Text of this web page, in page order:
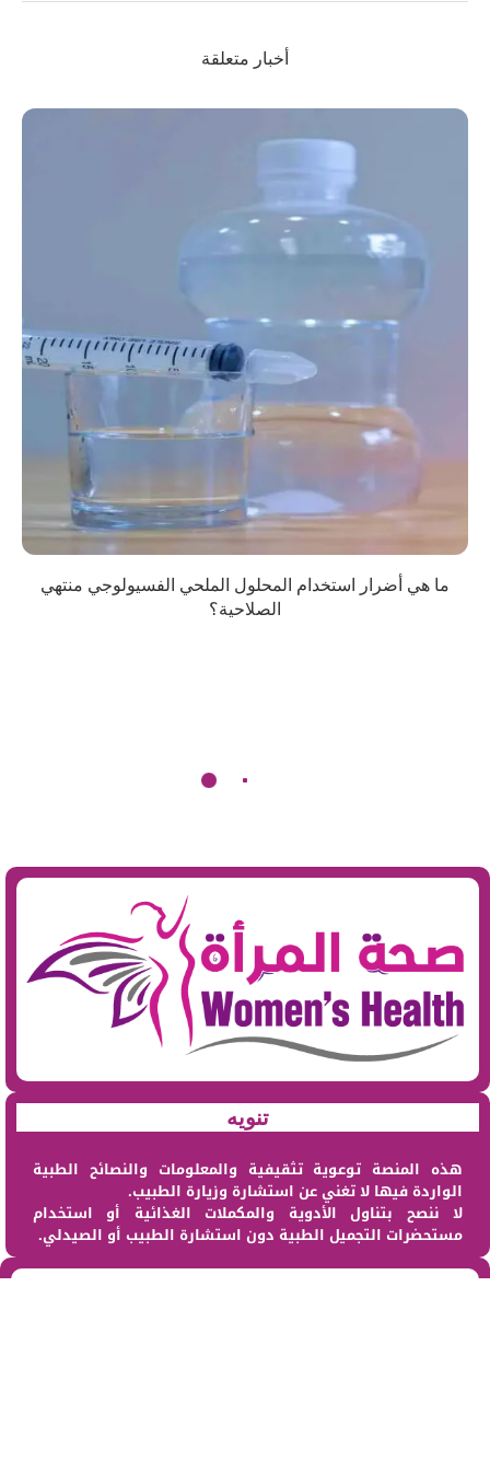
أخبار متعلقة
ما هي أضرار استخدام المحلول الملحي الفسيولوجي منتهي
الصلاحية؟
تنويه
هذه المنصة توعوية تثقيفية والمعلومات والنصائح الطبية
الواردة فيها لا تغني عن استشارة وزيارة الطبيب.
لا ننصح بتناول الأدوية والمكملات الغذائية أو استخدام
مستحضرات التجميل الطبية دون استشارة الطبيب أو الصيدلي.